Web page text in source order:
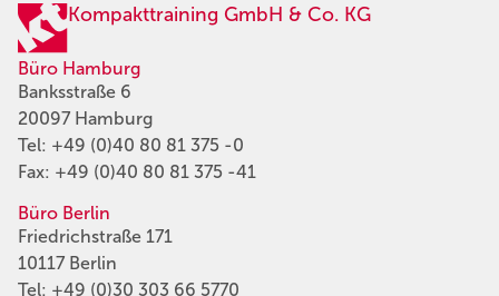
Kompakttraining GmbH & Co. KG
Büro Hamburg
Banksstraße 6
20097 Hamburg
Tel: +49 (0)40 80 81 375 -0
Fax: +49 (0)40 80 81 375 -41
Büro Berlin
Friedrichstraße 171
10117 Berlin
Tel: +49 (0)30 303 66 5770